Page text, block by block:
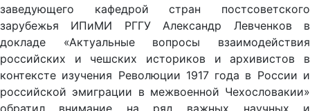
заведующего кафедрой стран постсоветского
зарубежья ИПиМИ РГГУ Александр Левченков в
докладе «Актуальные вопросы взаимодействия
российских и чешских историков и архивистов в
контексте изучения Революции 1917 года в России и
российской эмиграции в межвоенной Чехословакии»
обратил внимание на ряд важных научных и